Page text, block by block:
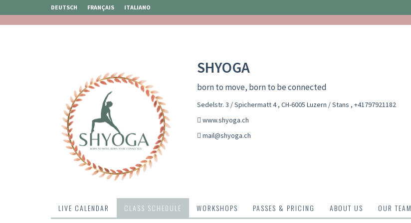
DEUTSCH FRANÇAIS ITALIANO
SHYOGA
born to move, born to be connected
Sedelstr. 3 / Spichermatt 4 , CH-6005 Luzern / Stans , +41797921182
www.shyoga.ch
mail@shyoga.ch
LIVE CALENDAR CLASS SCHEDULE WORKSHOPS PASSES & PRICING ABOUT US OUR TEAM